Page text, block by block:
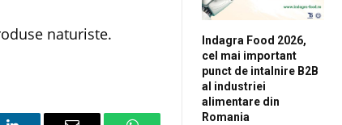
naturiste.
Indagra Food 2026,
cel mai important
punct de intalnire B2B
al industriei
alimentare din
Romania